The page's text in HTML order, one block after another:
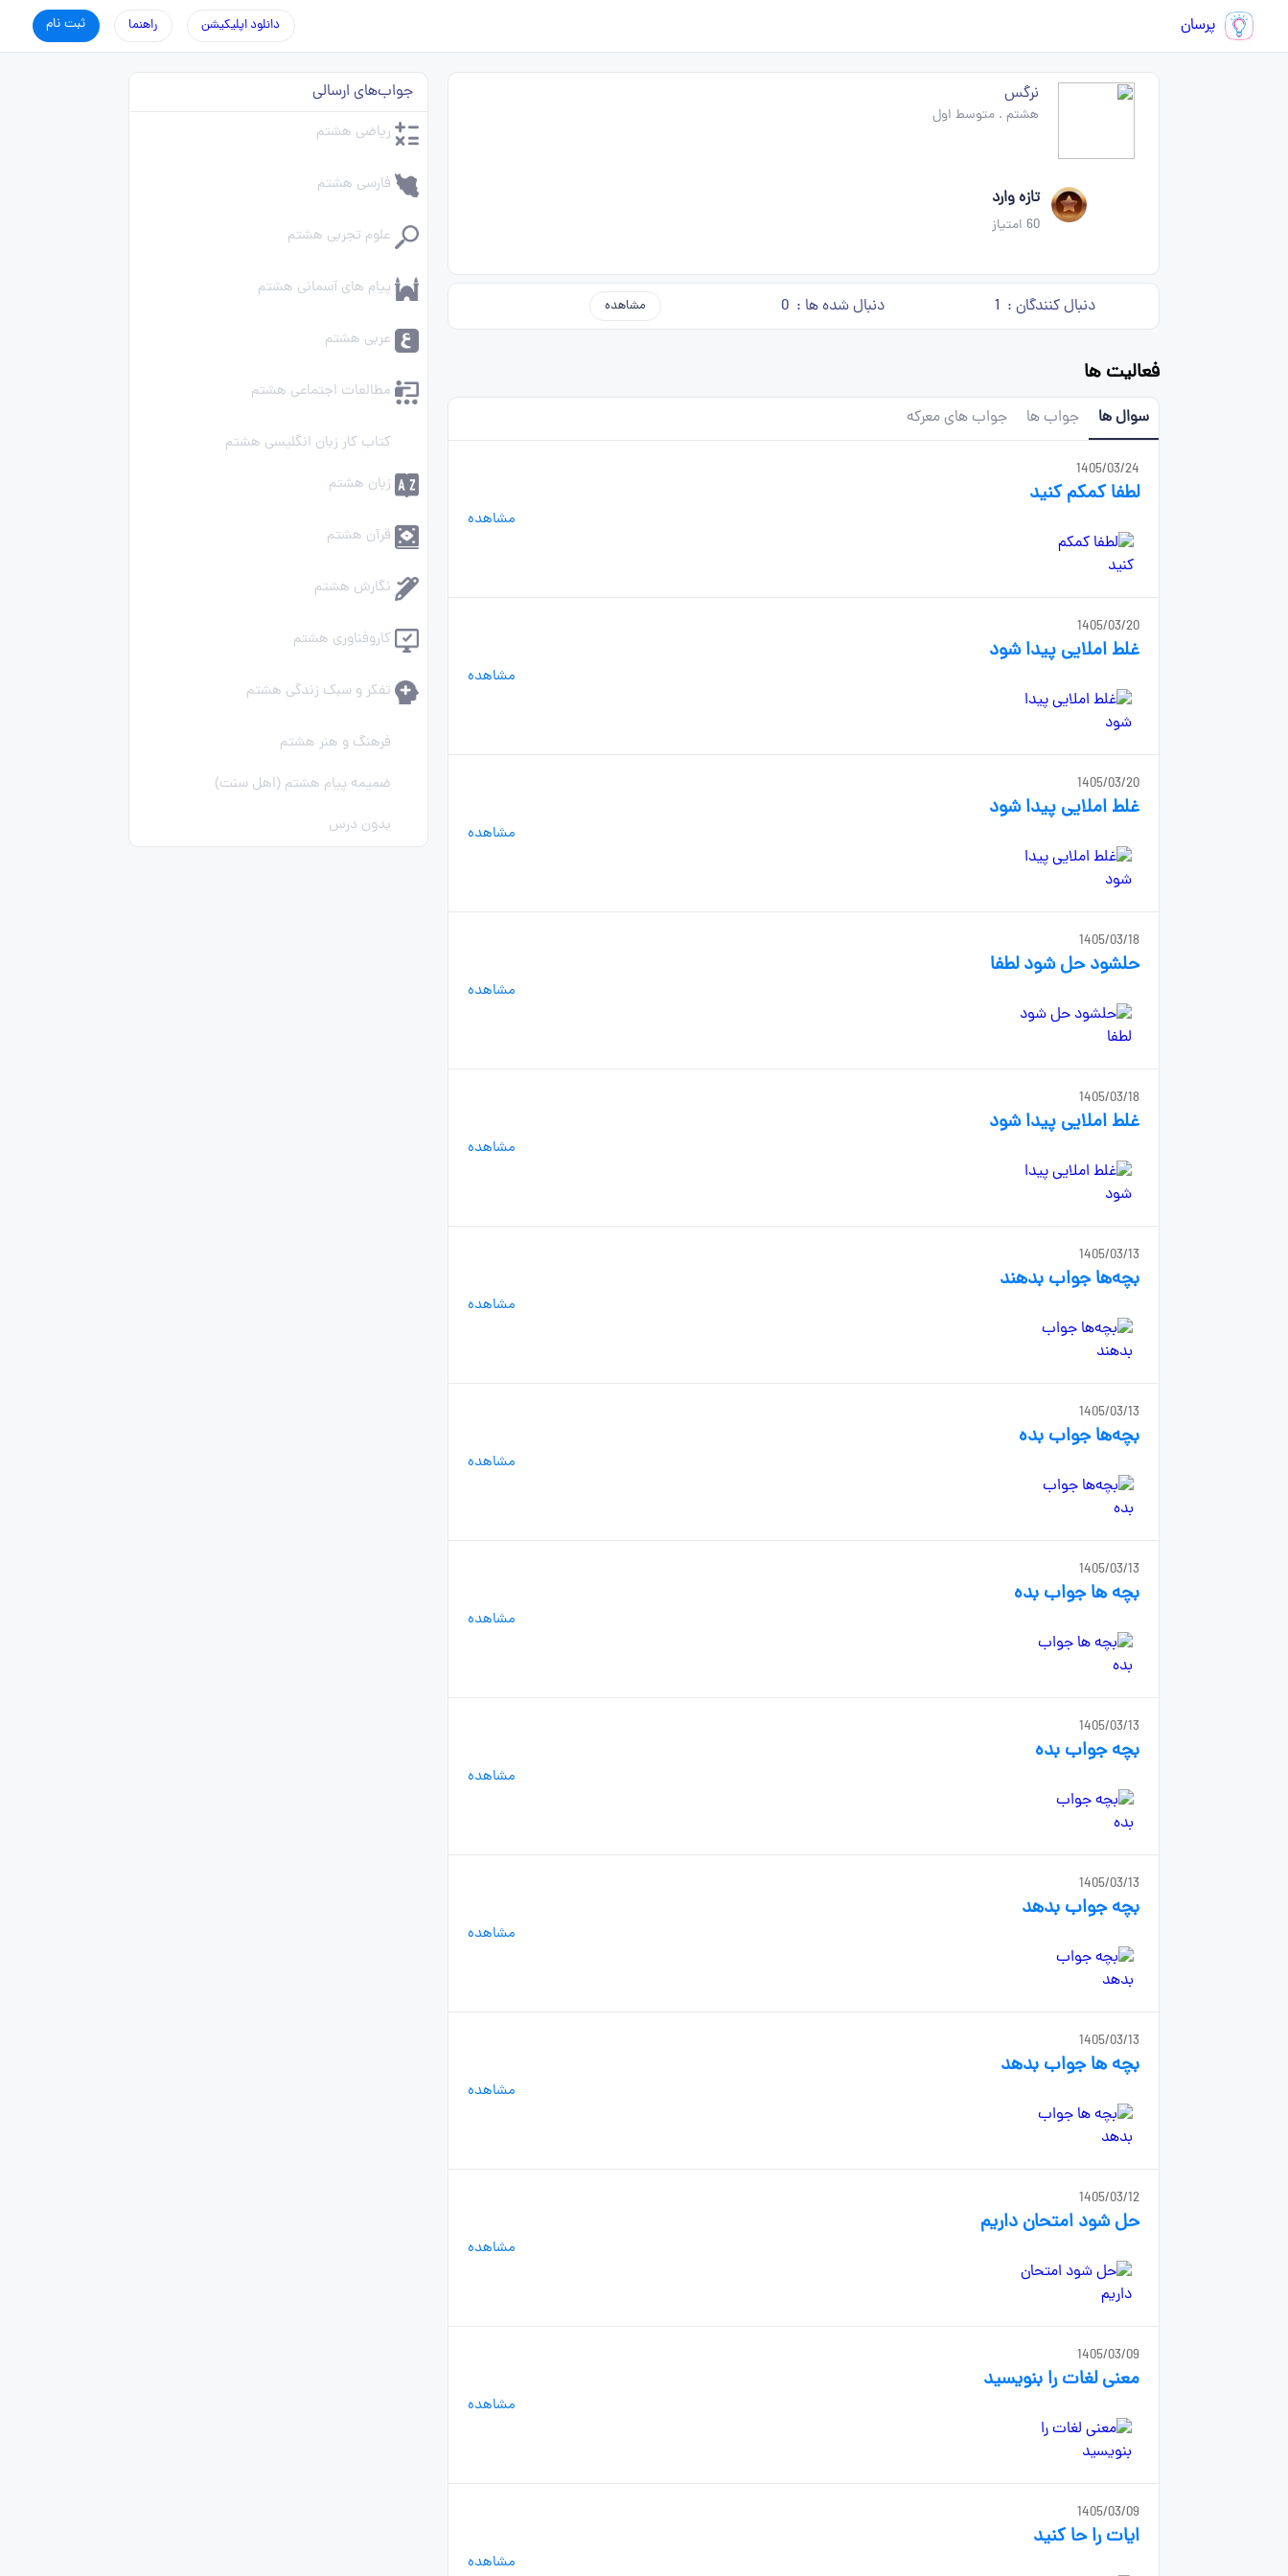
پرسان ثبت نام راهنما دانلود اپلیکیشن
نرگس
هشتم .متوسط اول
تازه وارد
60 امتیاز
دنبال کنندگان : 1 دنبال شده ها : 0 مشاهده
فعالیت ها
سوال ها جواب ها جواب های معرکه
1405/03/24
لطفا کمکم کنید
مشاهده
1405/03/20
غلط املایی پیدا شود
مشاهده
1405/03/20
غلط املایی پیدا شود
مشاهده
1405/03/18
حلشود حل شود لطفا
مشاهده
1405/03/18
غلط املایی پیدا شود
مشاهده
1405/03/13
بچه‌ها جواب بدهند
مشاهده
1405/03/13
بچه‌ها جواب بده
مشاهده
1405/03/13
بچه ها جواب بده
مشاهده
1405/03/13
بچه جواب بده
مشاهده
1405/03/13
بچه جواب بدهد
مشاهده
1405/03/13
بچه ها جواب بدهد
مشاهده
1405/03/12
حل شود امتحان داریم
مشاهده
1405/03/09
معنی لغات را بنویسید
مشاهده
1405/03/09
ایات را حا کنید
مشاهده
جواب‌های ارسالی
ریاضی هشتم
فارسی هشتم
علوم تجربی هشتم
پیام های آسمانی هشتم
عربی هشتم
مطالعات اجتماعی هشتم
کتاب کار زبان انگلیسی هشتم
زبان هشتم
قرآن هشتم
نگارش هشتم
کاروفناوری هشتم
تفکر و سبک زندگی هشتم
فرهنگ و هنر هشتم
ضمیمه پیام هشتم (اهل سنت)
بدون درس